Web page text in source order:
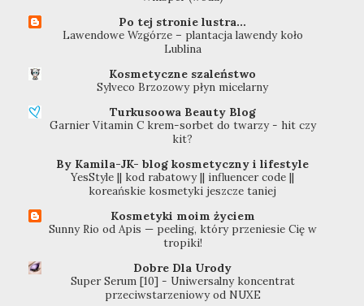
Po tej stronie lustra...
Lawendowe Wzgórze – plantacja lawendy koło
Lublina
Kosmetyczne szaleństwo
Sylveco Brzozowy płyn micelarny
Turkusoowa Beauty Blog
Garnier Vitamin C krem-sorbet do twarzy - hit czy
kit?
By Kamila-JK- blog kosmetyczny i lifestyle
YesStyle || kod rabatowy || influencer code ||
koreańskie kosmetyki jeszcze taniej
Kosmetyki moim życiem
Sunny Rio od Apis — peeling, który przeniesie Cię w
tropiki!
Dobre Dla Urody
Super Serum [10] - Uniwersalny koncentrat
przeciwstarzeniowy od NUXE